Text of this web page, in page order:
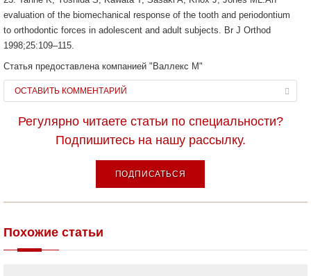
evaluation of the biomechanical response of the tooth and periodontium
to orthodontic forces in adolescent and adult subjects. Br J Orthod
1998;25:109–115.
Статья предоставлена компанией "Валлекс М"
ОСТАВИТЬ КОММЕНТАРИЙ
Регулярно читаете статьи по специальности?
Подпишитесь на нашу рассылку.
ПОДПИСАТЬСЯ
Похожие статьи